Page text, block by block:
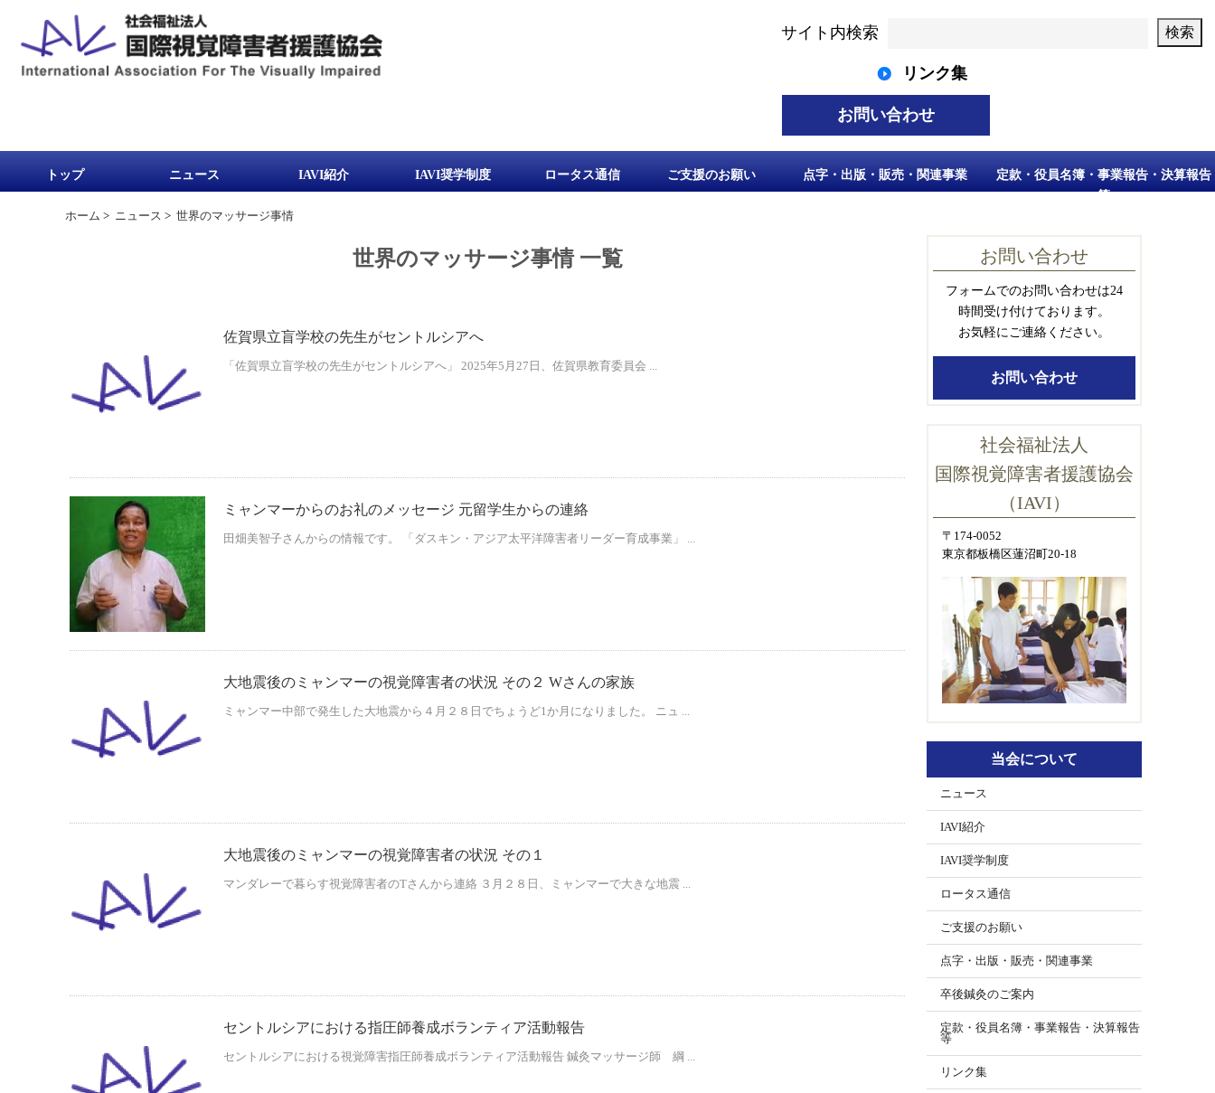
サイト内検索
リンク集
お問い合わせ
トップ ニュース IAVI紹介 IAVI奨学制度 ロータス通信 ご支援のお願い 点字・出版・販売・関連事業
定款・役員名簿・事業報告・決算報告
等
ホーム > ニュース > 世界のマッサージ事情
世界のマッサージ事情 一覧
佐賀県立盲学校の先生がセントルシアへ
「佐賀県立盲学校の先生がセントルシアへ」 2025年5月27日、佐賀県教育委員会 ...
ミャンマーからのお礼のメッセージ 元留学生からの連絡
田畑美智子さんからの情報です。 「ダスキン・アジア太平洋障害者リーダー育成事業」 ...
大地震後のミャンマーの視覚障害者の状況 その２ Wさんの家族
ミャンマー中部で発生した大地震から４月２８日でちょうど1か月になりました。 ニュ ...
大地震後のミャンマーの視覚障害者の状況 その１
マンダレーで暮らす視覚障害者のTさんから連絡 ３月２８日、ミャンマーで大きな地震 ...
セントルシアにおける指圧師養成ボランティア活動報告
セントルシアにおける視覚障害指圧師養成ボランティア活動報告 鍼灸マッサージ師 綱 ...
お問い合わせ
フォームでのお問い合わせは24
時間受け付けております。
お気軽にご連絡ください。
お問い合わせ
社会福祉法人
国際視覚障害者援護協会
（IAVI）
〒174-0052
東京都板橋区蓮沼町20-18
当会について
ニュース
IAVI紹介
IAVI奨学制度
ロータス通信
ご支援のお願い
点字・出版・販売・関連事業
卒後鍼灸のご案内
定款・役員名簿・事業報告・決算報告
等
リンク集